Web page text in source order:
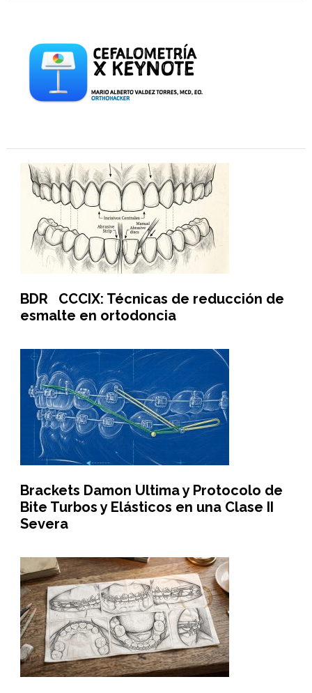
BDR CCCIX: Técnicas de reducción de
esmalte en ortodoncia
Brackets Damon Ultima y Protocolo de
Bite Turbos y Elásticos en una Clase II
Severa